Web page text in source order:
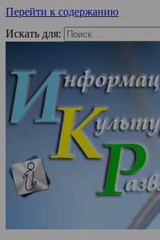
Перейти к содержанию
Искать для: